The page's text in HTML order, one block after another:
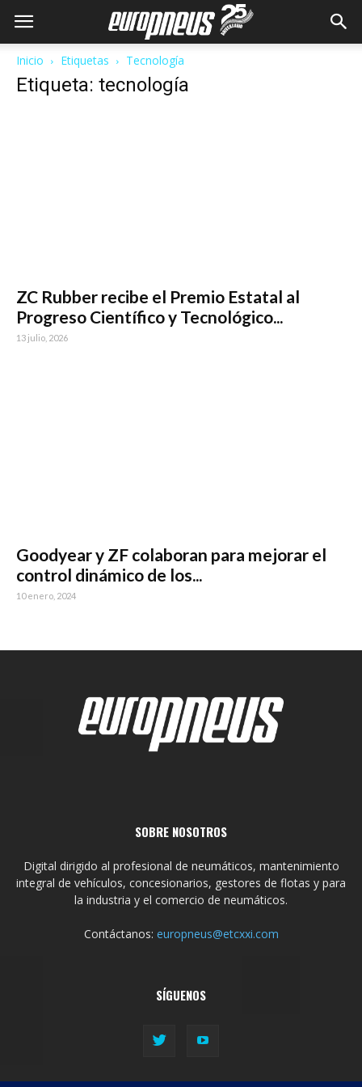
Inicio Etiquetas Tecnología
Etiqueta: tecnología
ZC Rubber recibe el Premio Estatal al
Progreso Científico y Tecnológico...
13 julio, 2026
Goodyear y ZF colaboran para mejorar el
control dinámico de los...
10 enero, 2024
SOBRE NOSOTROS
Digital dirigido al profesional de neumáticos, mantenimiento
integral de vehículos, concesionarios, gestores de flotas y para
la industria y el comercio de neumáticos.
Contáctanos: europneus@etcxxi.com
SÍGUENOS